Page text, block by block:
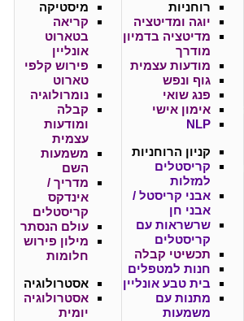
רוחניות
יוגה ומדיטציה
מדיטציה בדמיון
מודרך
מודעות עצמית
גוף ונפש
פנג שואי
אימון אישי
NLP
קניון הרוחניות
קריסטלים
למזלות
אבני קריסטל /
אבני חן
שרשראות עם
קריסטלים
תכשיטי קבלה
חנות למטפלים
בית טבע אונליין
מתנות עם
משמעות
מיסטיקה
קריאה
בטארוט
אונליין
פירוש קלפי
טארוט
נומרולוגיה
קבלה
ומודעות
עצמית
משמעות
השם
מדריך /
אינדקס
קריסטלים
עולם הנסתר
מילון פירוש
חלומות
אסטרולוגיה
אסטרולוגיה
יומית